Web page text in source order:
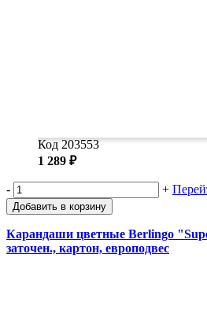
Код 203553
1 289 ₽
- +
Добавить в корзину
Карандаши цветные Berlingo
заточен., картон, европодвес